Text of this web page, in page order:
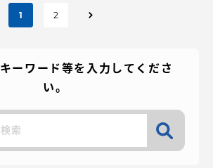
投
の
ジ
1 2
ーワード等を入力してくださ
い。